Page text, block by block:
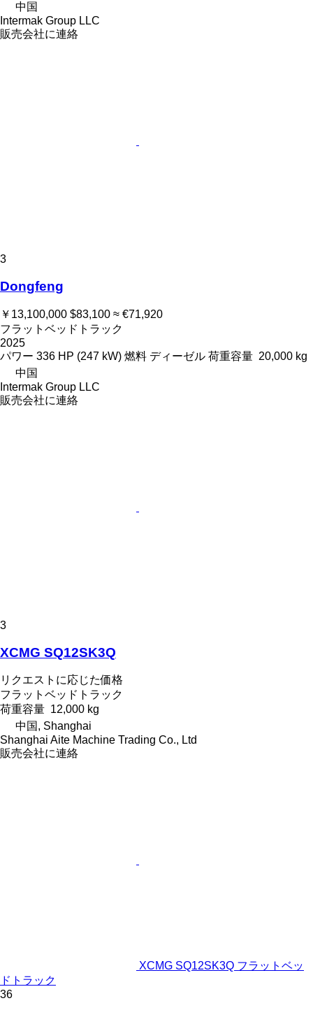
中国
Intermak Group LLC
販売会社に連絡
3
Dongfeng
￥13,100,000 $83,100 ≈ €71,920
フラットベッドトラック
2025
パワー 336 HP (247 kW) 燃料 ディーゼル 荷重容量 20,000 kg
中国
Intermak Group LLC
販売会社に連絡
3
XCMG SQ12SK3Q
リクエストに応じた価格
フラットベッドトラック
荷重容量 12,000 kg
中国, Shanghai
Shanghai Aite Machine Trading Co., Ltd
販売会社に連絡
XCMG SQ12SK3Q フラットベッ
ドトラック
36